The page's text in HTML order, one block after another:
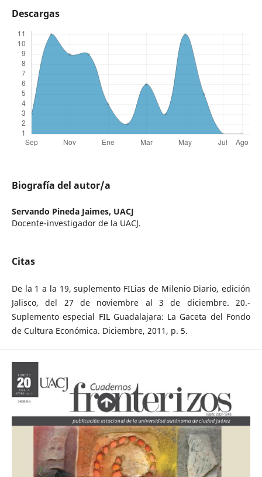
Descargas
Biografía del autor/a
Servando Pineda Jaimes, UACJ
Docente-investigador de la UACJ.
Citas
De la 1 a la 19, suplemento FILias de Milenio Diario, edición
Jalisco, del 27 de noviembre al 3 de diciembre. 20.-
Suplemento especial FIL Guadalajara: La Gaceta del Fondo
de Cultura Económica. Diciembre, 2011, p. 5.